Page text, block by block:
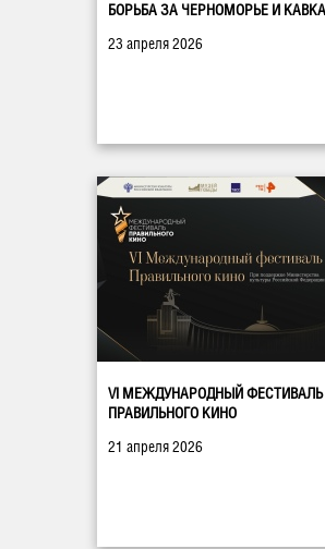
БОРЬБА ЗА ЧЕРНОМОРЬЕ И
23 апреля 2026
VI МЕЖДУНАРОДНЫЙ ФЕСТИВАЛЬ
ПРАВИЛЬНОГО КИНО
21 апреля 2026